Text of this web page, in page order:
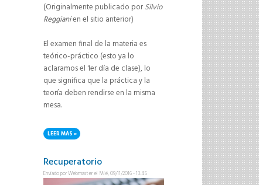
(Originalmente publicado porSilvio
Reggianien el sitio anterior)
El examen final de la materia es
teórico-práctico (esto ya lo
aclaramos el 1er día de clase), lo
que significa que la práctica y la
teoría deben rendirse en la misma
mesa.
LEER MÁS SOBRE ACLARACIÓN IMPORTANTE SOBRE EL EXAMEN FINAL
Recuperatorio
Enviado porWebmasterel Mié, 09/11/2016 - 13:45